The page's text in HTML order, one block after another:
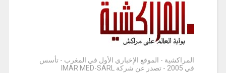
المراكشية - الموقع الإخباري الأول في المغرب - تأسس
في 2005 - تصدر عن شركة IMAR MED-SARL